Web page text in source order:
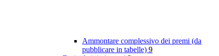
Ammontare complessivo dei premi (da
pubblicare in tabelle) 9